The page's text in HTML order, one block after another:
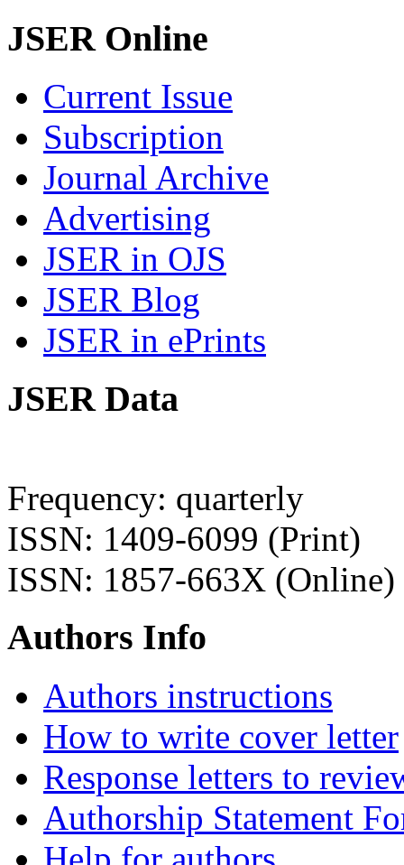
JSER Online
Current Issue
Subscription
Journal Archive
Advertising
JSER in OJS
JSER Blog
JSER in ePrints
JSER Data
Frequency: quarterly
ISSN: 1409-6099 (Print)
ISSN: 1857-663X (Online)
Authors Info
Authors instructions
How to write cover letter
Response letters to
Authorship Statement